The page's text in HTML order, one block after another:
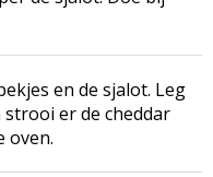
en de sjalot. Leg
er de cheddar
oven.